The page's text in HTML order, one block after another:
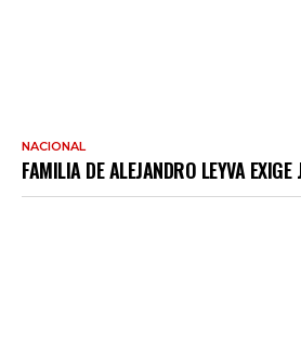
NACIONAL
FAMILIA DE ALEJANDRO LEYVA